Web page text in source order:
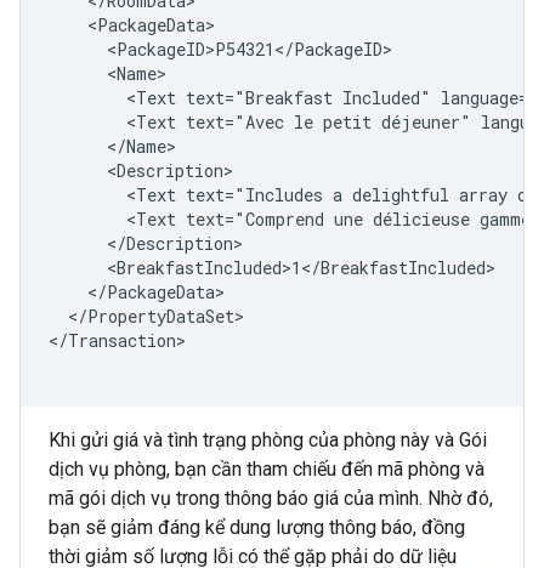
<Text text="Breakfast Included"
<Text text="Avec le petit déjeuner"
<Text text="Includes a delightful array of
<Text text="Comprend une délicieuse gamme
</PropertyDataSet>
</Transaction>
Khi gửi giá và tình trạng phòng của phòng này và Gói
dịch vụ phòng, bạn cần tham chiếu đến mã phòng và
mã gói dịch vụ trong thông báo giá của mình. Nhờ đó,
bạn sẽ giảm đáng kể dung lượng thông báo, đồng
thời giảm số lượng lỗi có thể gặp phải do dữ liệu